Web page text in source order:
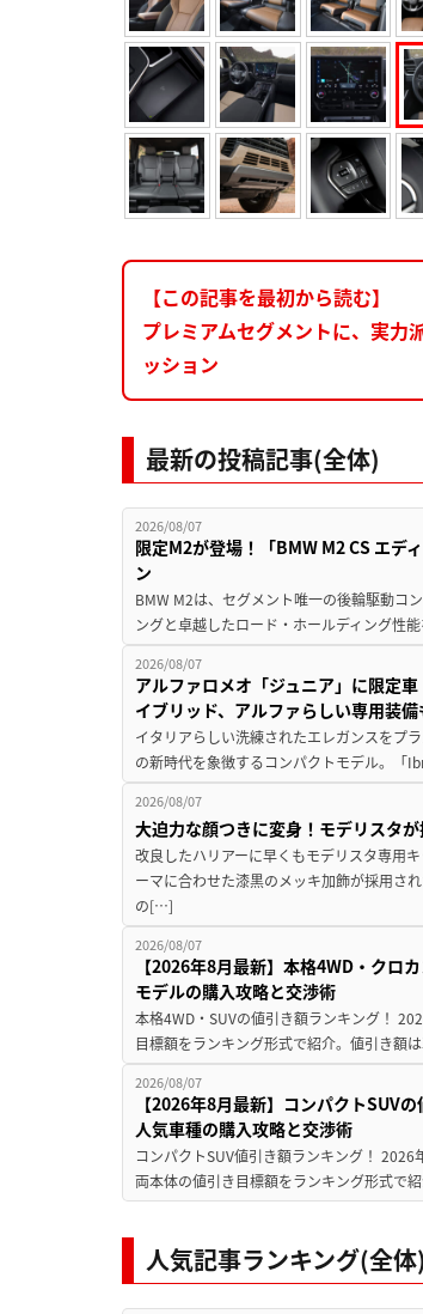
【この記事を最初から読む】
プレミアムセグメントに、実
ッション
最新の投稿記事(全体)
2026/08/07
限定M2が登場！「BMW M2 CS エデ
ン
BMW M2は、セグメント唯一の後輪駆動コ
ングと卓越したロード・ホールディング性
2026/08/07
アルファロメオ「ジュニア」に限定
イブリッド、アルファらしい専用装備
イタリアらしい洗練されたエレガンスをプ
の新時代を象徴するコンパクトモデル。「
2026/08/07
大迫力な顔つきに変身！モデリスタ
改良したハリアーに早くもモデリスタ専用
ーマに合わせた漆黒のメッキ加飾が採用さ
の[…]
2026/08/07
【2026年8月最新】本格4WD・クロ
モデルの購入攻略と交渉術
本格4WD・SUVの値引き額ランキング！
目標額をランキング形式で紹介。値引き額
2026/08/07
【2026年8月最新】コンパクトSUV
人気車種の購入攻略と交渉術
コンパクトSUV値引き額ランキング！
両本体の値引き目標額をランキング形式で
人気記事ランキング(全体)